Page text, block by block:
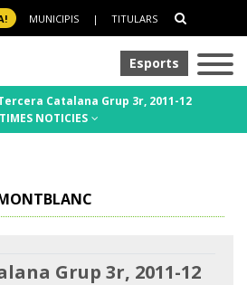
MUNICIPIS | TITULARS
Esports
Catalana Grup 3r, 2011-12
NOTICIES
Grup 3r, 2011-12